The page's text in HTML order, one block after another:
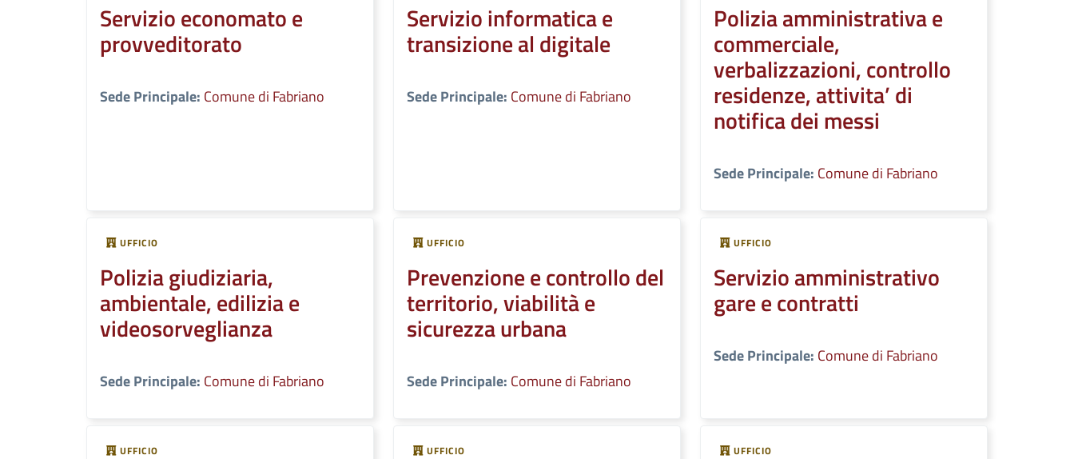
Servizio economato e
provveditorato
Sede Principale: Comune di Fabriano
Servizio informatica e
transizione al digitale
Sede Principale: Comune di Fabriano
Polizia amministrativa e
commerciale,
verbalizzazioni, controllo
residenze, attivita’ di
notifica dei messi
Sede Principale: Comune di Fabriano
UFFICIO
Polizia giudiziaria,
ambientale, edilizia e
videosorveglianza
Sede Principale: Comune di Fabriano
UFFICIO
Prevenzione e controllo del
territorio, viabilità e
sicurezza urbana
Sede Principale: Comune di Fabriano
UFFICIO
Servizio amministrativo
gare e contratti
Sede Principale: Comune di Fabriano
UFFICIO UFFICIO UFFICIO